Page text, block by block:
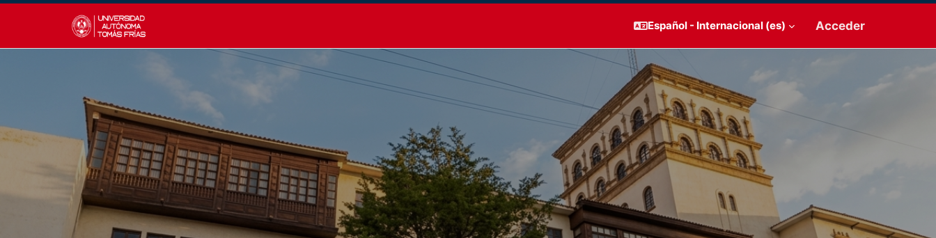
Español - Internacional ‎(es)‎ Acceder